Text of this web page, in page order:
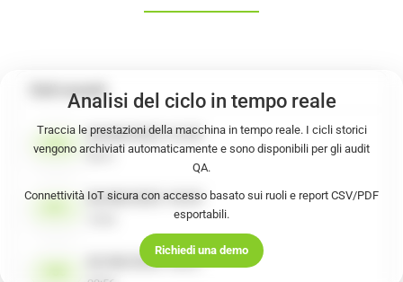
Cicli recenti
#52
04/08/2025 12:39
00:41
03/08/2025 18:59
02/08/2025 18:57
Analisi del ciclo in tempo reale
Traccia le prestazioni della macchina in tempo reale. I cicli storici
vengono archiviati automaticamente e sono disponibili per gli audit
QA.
Connettività IoT sicura con accesso basato sui ruoli e report CSV/PDF
esportabili.
Richiedi una demo